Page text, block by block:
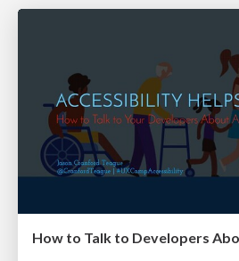
How to Talk to Developers